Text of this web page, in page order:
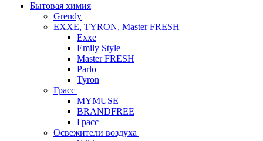
Бытовая химия
Grendy
EXXE, TYRON, Master FRESH
Exxe
Emily Style
Master FRESH
Parlo
Tyron
Грасс
MYMUSE
BRANDFREE
Грасс
Освежители воздуха